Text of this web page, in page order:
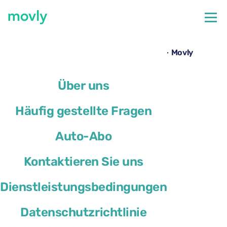
Über uns
Häufig gestellte Fragen
Auto-Abo
Kontaktieren Sie uns
Dienstleistungsbedingungen
Datenschutzrichtlinie
Opel Mokka mieten am Flughafen Genua – Movly